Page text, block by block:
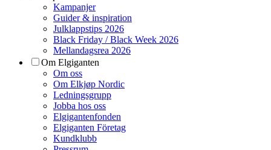
Kampanjer
Guider & inspiration
Julklappstips 2026
Black Friday / Black Week 2026
Mellandagsrea 2026
Om Elgiganten
Om oss
Om Elkjøp Nordic
Ledningsgrupp
Jobba hos oss
Elgigantenfonden
Elgiganten Företag
Kundklubb